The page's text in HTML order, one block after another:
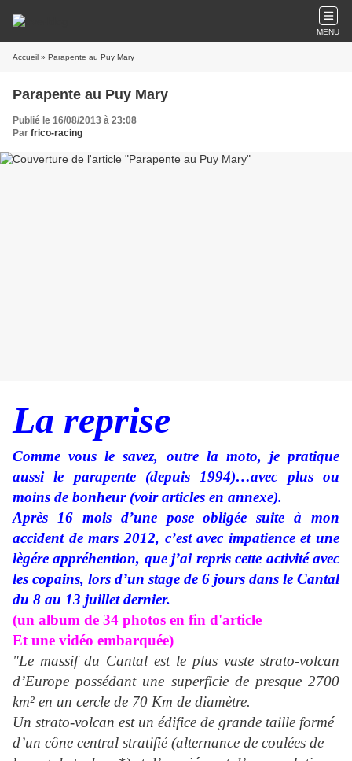
MENU
Accueil » Parapente au Puy Mary
Parapente au Puy Mary
Publié le 16/08/2013 à 23:08
Par frico-racing
La reprise
Comme vous le savez, outre la moto, je pratique
aussi le parapente (depuis 1994)…avec plus ou
moins de bonheur (voir articles en annexe).
Après 16 mois d’une pose obligée suite à mon
accident de mars 2012, c’est avec impatience et une
lègére appréhention, que j’ai repris cette activité avec
les copains, lors d’un stage de 6 jours dans le Cantal
du 8 au 13 juillet dernier.
(un album de 34 photos en fin d'article
Et une vidéo embarquée)
"Le massif du Cantal est le plus vaste strato-volcan
d’Europe possédant une superficie de presque 2700
km² en un cercle de 70 Km de diamètre.
Un strato-volcan est un édifice de grande taille formé
d’un cône central stratifié (alternance de coulées de